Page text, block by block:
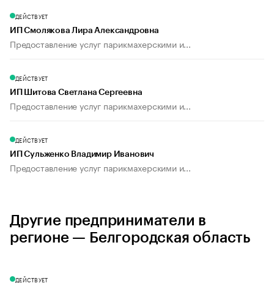
ДЕЙСТВУЕТ
ИП Смолякова Лира Александровна
Предоставление услуг парикмахерскими и...
ДЕЙСТВУЕТ
ИП Шитова Светлана Сергеевна
Предоставление услуг парикмахерскими и...
ДЕЙСТВУЕТ
ИП Сульженко Владимир Иванович
Предоставление услуг парикмахерскими и...
Другие предприниматели в
регионе — Белгородская область
ДЕЙСТВУЕТ